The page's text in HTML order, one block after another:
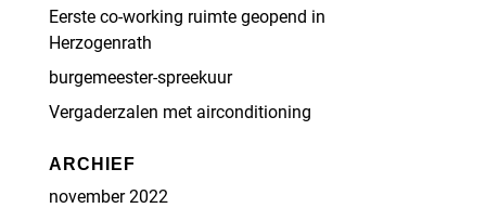
Eerste co-working ruimte geopend in
Herzogenrath
burgemeester-spreekuur
Vergaderzalen met airconditioning
ARCHIEF
november 2022